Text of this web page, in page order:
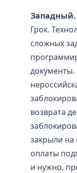
Западный.
Грок.
сложных
возврата
закрыли
оплаты
и нужно,